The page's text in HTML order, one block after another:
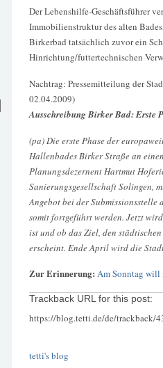
Der Lebenshilfe-Geschäftsführer
Immobilienstruktur des alten
Birkerbad tatsächlich zuvor ein
Hinrichtung/futtertechnischen
Nachtrag: Pressemitteilung der
02.04.2009)
Ausschreibung Birker Bad: Erste
(pa) Die erste Phase der
Hallenbades Birker Straße an
Planungsdezernent Hartmut
Sanierungsgesellschaft Solingen,
Angebot bei der Submissionsstelle
somit fortgeführt werden. Jetzt
ist und ob das Ziel, den
erscheint. Ende April wird die
Zur Erinnerung: Am Sonntag will
Trackback URL for this post:
https://blog.tetti.de/de/trackback/
tetti's blog